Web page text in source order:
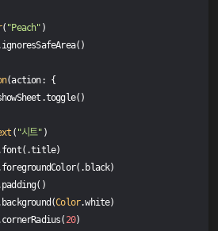
( "Peach" )
(action: {
( "시트" )
Color.white)
20)